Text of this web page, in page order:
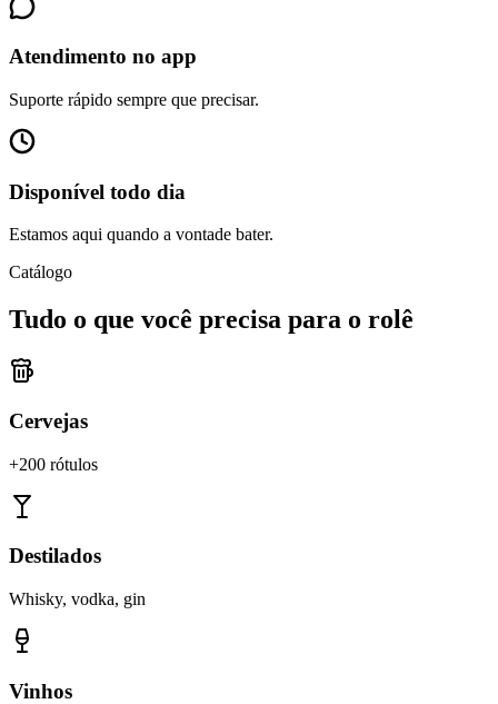
Atendimento no app
Suporte rápido sempre que precisar.
Disponível todo dia
Estamos aqui quando a vontade bater.
Catálogo
Tudo o que você precisa para o rolê
Cervejas
+200 rótulos
Destilados
Whisky, vodka, gin
Vinhos